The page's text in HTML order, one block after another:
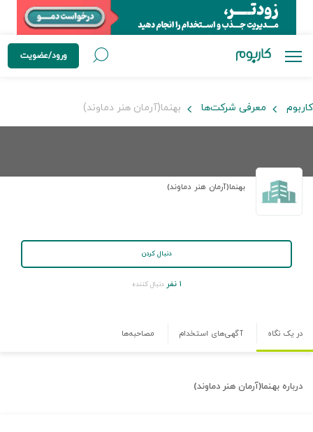
ورود/عضویت
کاربوم معرفی شرکت‌ها بهنما(آرمان هنر دماوند)
بهنما(آرمان هنر دماوند)
دنبال کردن
۱ نفر دنبال کننده
در یک نگاه آگهی‌های استخدام مصاحبه‌ها
درباره بهنما(آرمان هنر دماوند)